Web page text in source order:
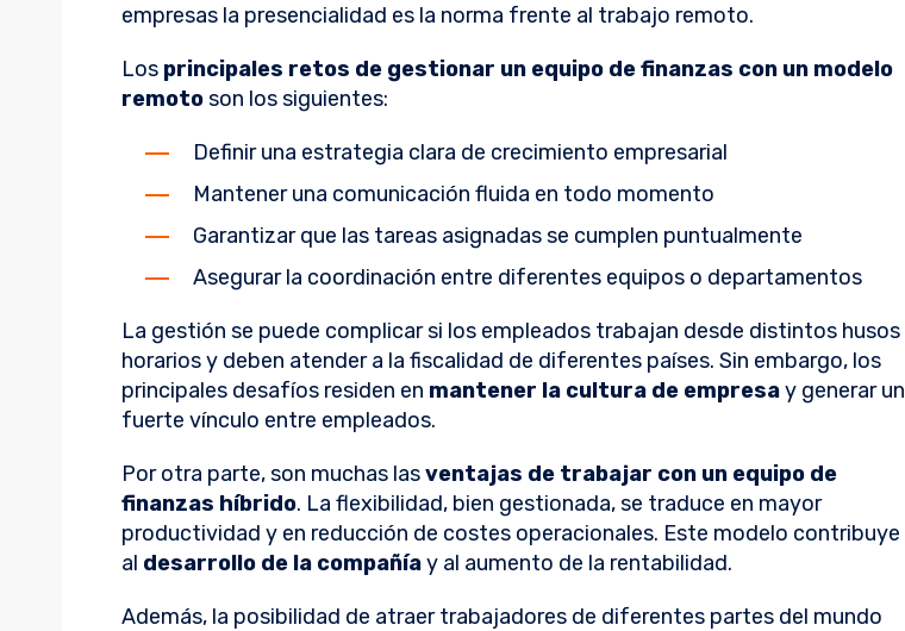
empresas la presencialidad es la norma frente al trabajo remoto.
Los principales retos de gestionar un equipo de finanzas con un modelo
remotoson los siguientes:
Definir una estrategia clara de crecimiento empresarial
Mantener una comunicación fluida en todo momento
Garantizar que las tareas asignadas se cumplen puntualmente
Asegurar la coordinación entre diferentes equipos o departamentos
La gestión se puede complicar si los empleados trabajan desde distintos husos
horarios y deben atender a la fiscalidad de diferentes países. Sin embargo, los
principales desafíos residen en mantener la cultura de empresay generar un
fuerte vínculo entre empleados.
Por otra parte, son muchas lasventajas de trabajar con un equipo de
finanzas híbrido. La flexibilidad, bien gestionada, se traduce en mayor
productividad y en reducción de costes operacionales. Este modelo contribuye
al desarrollo de la compañíay al aumento de la rentabilidad.
Además, la posibilidad de atraer trabajadores de diferentes partes del mundo